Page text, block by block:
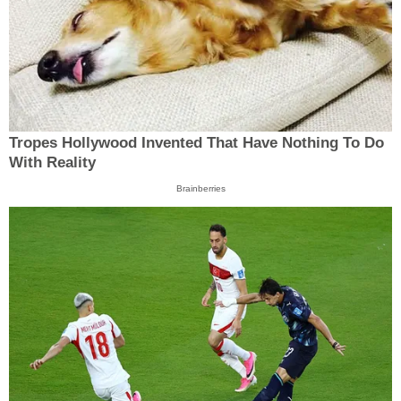
Tropes Hollywood Invented That Have Nothing To Do
With Reality
Brainberries